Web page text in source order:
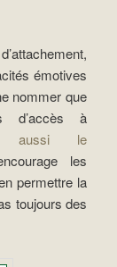
émotives
nommer que
d’accès à
aussi le
les
permettre la
toujours des